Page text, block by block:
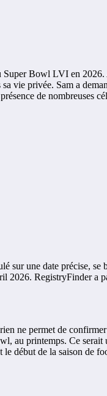
Super Bowl LVI en
sa vie privée. Sam a
de nombreuses
sur une date précise,
2026. RegistryFinder a
ne permet de
au printemps. Ce
début de la saison de